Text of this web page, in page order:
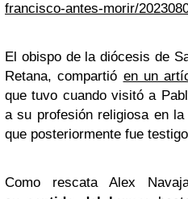
francisco-antes-morir/
El obispo de la diócesis de
Retana, compartió en un
que tuvo cuando visitó a
a su profesión religiosa en
que posteriormente fue
Como rescata Alex